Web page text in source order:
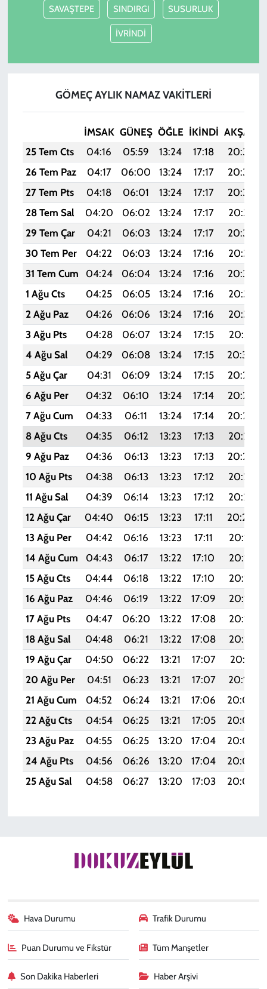
SAVAŞTEPE SINDIRGI SUSURLUK
İVRİNDİ
GÖMEÇ AYLIK NAMAZ VAKITLERI
İMSAK GÜNEŞ ÖĞLE İKINDI AKŞAM
25 Tem Cts
04:16 05:59 13:24 17:18 20:39
26 Tem Paz
04:17 06:00 13:24 17:17 20:39
27 Tem Pts
04:18 06:01 13:24 17:17 20:38
28 Tem Sal
04:20 06:02 13:24 17:17 20:37
29 Tem Çar
04:21 06:03 13:24 17:17 20:36
30 Tem Per
04:22 06:03 13:24 17:16 20:35
31 Tem Cum
04:24 06:04 13:24 17:16 20:34
1 Ağu Cts
04:25 06:05 13:24 17:16 20:33
2 Ağu Paz
04:26 06:06 13:24 17:16 20:32
3 Ağu Pts
04:28 06:07 13:24 17:15 20:31
4 Ağu Sal
04:29 06:08 13:24 17:15 20:30
5 Ağu Çar
04:31 06:09 13:24 17:15 20:29
6 Ağu Per
04:32 06:10 13:24 17:14 20:28
7 Ağu Cum
04:33 06:11 13:24 17:14 20:26
8 Ağu Cts
04:35 06:12 13:23 17:13 20:25
9 Ağu Paz
04:36 06:13 13:23 17:13 20:24
10 Ağu Pts
04:38 06:13 13:23 17:12 20:23
11 Ağu Sal
04:39 06:14 13:23 17:12 20:22
12 Ağu Çar
04:40 06:15 13:23 17:11 20:20
13 Ağu Per
04:42 06:16 13:23 17:11 20:19
14 Ağu Cum
04:43 06:17 13:22 17:10 20:18
15 Ağu Cts
04:44 06:18 13:22 17:10 20:16
16 Ağu Paz
04:46 06:19 13:22 17:09 20:15
17 Ağu Pts
04:47 06:20 13:22 17:08 20:14
18 Ağu Sal
04:48 06:21 13:22 17:08 20:12
19 Ağu Çar
04:50 06:22 13:21 17:07 20:11
20 Ağu Per
04:51 06:23 13:21 17:07 20:10
21 Ağu Cum
04:52 06:24 13:21 17:06 20:08
22 Ağu Cts
04:54 06:25 13:21 17:05 20:07
23 Ağu Paz
04:55 06:25 13:20 17:04 20:05
24 Ağu Pts
04:56 06:26 13:20 17:04 20:04
25 Ağu Sal
04:58 06:27 13:20 17:03 20:02
Hava Durumu Trafik Durumu
Puan Durumu ve Fikstür Tüm Manşetler
Son Dakika Haberleri Haber Arşivi